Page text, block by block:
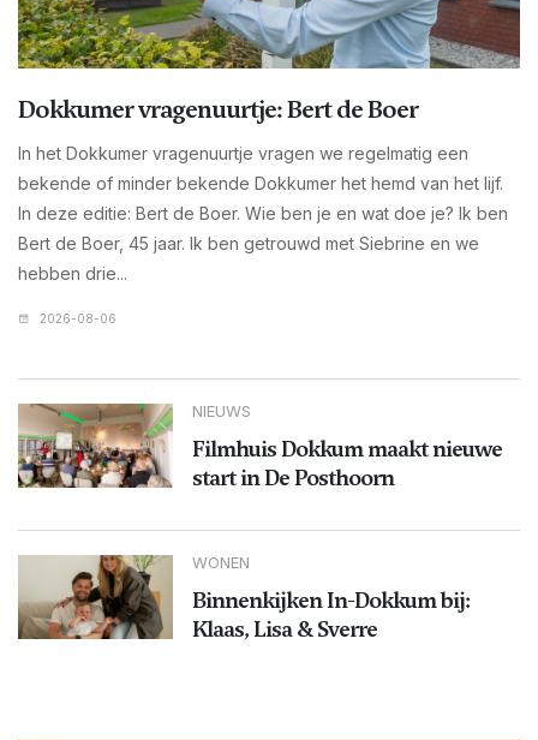
Dokkumer vragenuurtje: Bert de Boer
In het Dokkumer vragenuurtje vragen we regelmatig een
bekende of minder bekende Dokkumer het hemd van het lijf.
In deze editie: Bert de Boer. Wie ben je en wat doe je? Ik ben
Bert de Boer, 45 jaar. Ik ben getrouwd met Siebrine en we
hebben drie...
2026-08-06
NIEUWS
Filmhuis Dokkum maakt nieuwe
start in De Posthoorn
WONEN
Binnenkijken In-Dokkum bij:
Klaas, Lisa & Sverre